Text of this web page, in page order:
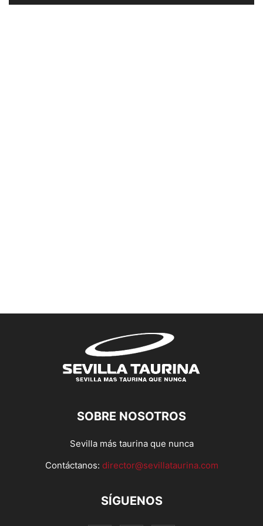
SOBRE NOSOTROS
Sevilla más taurina que nunca
Contáctanos: director@sevillataurina.com
SÍGUENOS